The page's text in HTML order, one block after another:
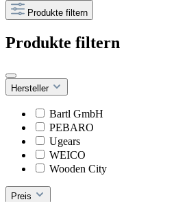
Produkte filtern
Produkte filtern
Hersteller
Bartl GmbH
PEBARO
Ugears
WEICO
Wooden City
Preis